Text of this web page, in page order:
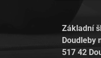
Základní
Doudleby
517 42